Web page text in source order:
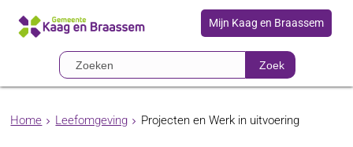
Mijn Kaag en Braassem
Zoek
Home Leefomgeving Projecten en Werk in uitvoering